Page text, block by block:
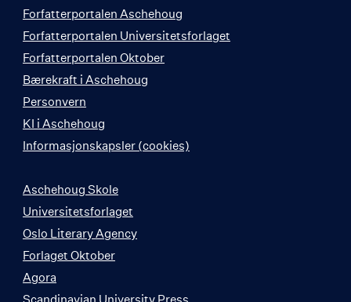
Forfatterportalen Aschehoug
Forfatterportalen Universitetsforlaget
Forfatterportalen Oktober
Bærekraft i Aschehoug
Personvern
KI i Aschehoug
Informasjonskapsler (cookies)
Aschehoug Skole
Universitetsforlaget
Oslo Literary Agency
Forlaget Oktober
Agora